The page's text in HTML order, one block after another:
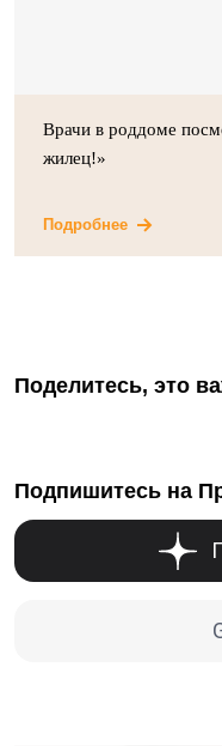
Врачи в роддоме
жилец!»
Подробнее
Поделитесь, это
Подпишитесь на